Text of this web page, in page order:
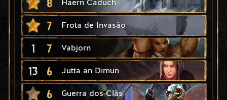
8 Haern Caduch
7 Frota de Invasão
1 7 Vabjorn
13 6 Jutta an Dimun
6 Guerra dos Clãs